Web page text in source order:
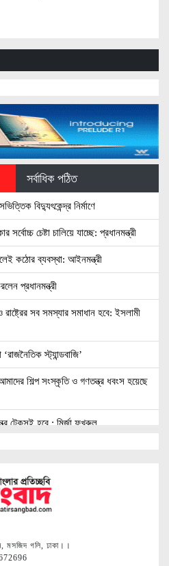
সর্বাধিক পঠিত
বিদ্যুৎকেন্দ্র নির্মাণে
চেষ্টা চালিয়ে যাচ্ছে: প্রধানমন্ত্রী
কঠোর ব্যবস্থা: আইনমন্ত্রী
প্রধানমন্ত্রী
সব সমস্যার সমাধান হবে: ইসলামী
স্ট্যান্ডবাজি’
শিল্প সংস্কৃতি ও গণতন্ত্র ধবংস হয়েছে
টেকসই হবে : মির্জা ফখরুল
চায় সরকার: স্বরাষ্ট্রমন্ত্রী
কর্মসূচি
মসজিদ গলি, ঢাকা।।